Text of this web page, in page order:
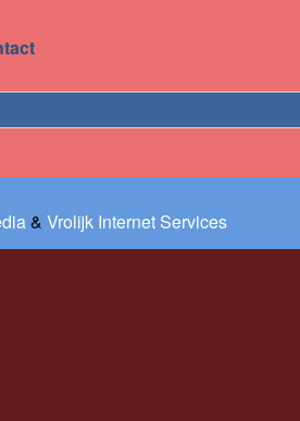
& Vrolijk Internet Services